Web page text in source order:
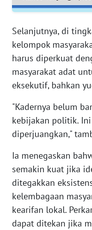
Selanjutnya, di
kelompok
harus diperkuat
masyarakat adat
eksekutif, bahkan
"Kadernya belum
kebijakan politik.
diperjuangkan,"
Ia menegaskan
semakin kuat jika
ditegakkan
kelembagaan
kearifan lokal.
dapat ditekan jika
RIAU
WN
SERAMBI
JAMBI
WN
WN
NTB
WN
SULTENG